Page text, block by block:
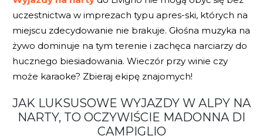
uczestnictwa w imprezach typu apres-ski, których na
miejscu zdecydowanie nie brakuje. Głośna muzyka na
żywo dominuje na tym terenie i zachęca narciarzy do
hucznego biesiadowania. Wieczór przy winie czy
może karaoke? Zbieraj ekipę znajomych!
JAK LUKSUSOWE WYJAZDY W ALPY NA
NARTY, TO OCZYWIŚCIE MADONNA DI
CAMPIGLIO